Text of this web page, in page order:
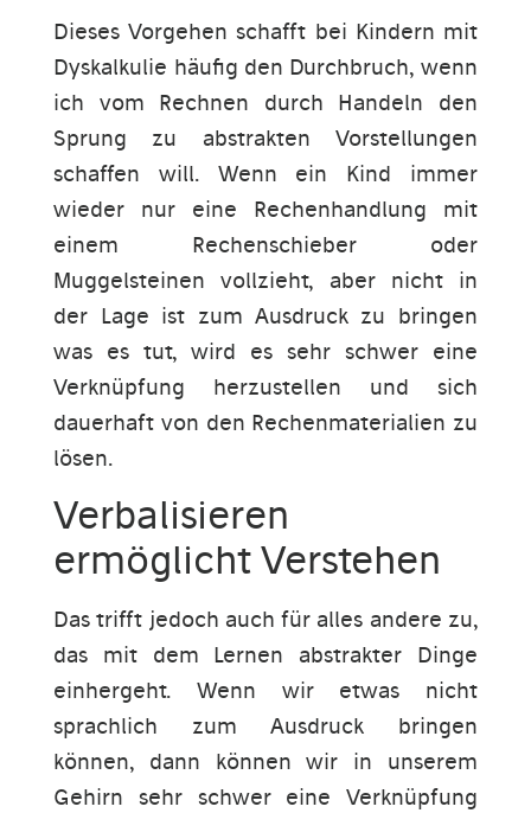
Dieses Vorgehen schafft bei Kindern mit
Dyskalkulie häufig den Durchbruch, wenn
ich vom Rechnen durch Handeln den
Sprung zu abstrakten Vorstellungen
schaffen will. Wenn ein Kind immer
wieder nur eine Rechenhandlung mit
einem Rechenschieber oder
Muggelsteinen vollzieht, aber nicht in
der Lage ist zum Ausdruck zu bringen
was es tut, wird es sehr schwer eine
Verknüpfung herzustellen und sich
dauerhaft von den Rechenmaterialien zu
lösen.
Verbalisieren
ermöglicht Verstehen
Das trifft jedoch auch für alles andere zu,
das mit dem Lernen abstrakter Dinge
einhergeht. Wenn wir etwas nicht
sprachlich zum Ausdruck bringen
können, dann können wir in unserem
Gehirn sehr schwer eine Verknüpfung